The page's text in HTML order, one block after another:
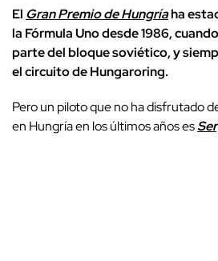
El Gran Premio de Hungríaha
la Fórmula Uno desde 1986,
parte del bloque soviético, y
el circuito de Hungaroring.
Pero un piloto que no ha disfrutado
en Hungría en los últimos años es